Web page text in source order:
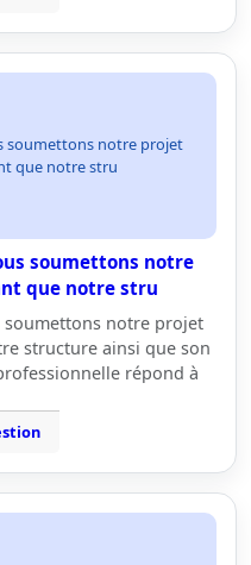
soumettons notre projet
que notre stru
soumettons notre
que notre stru
soumettons notre projet
structure ainsi que son
répond à